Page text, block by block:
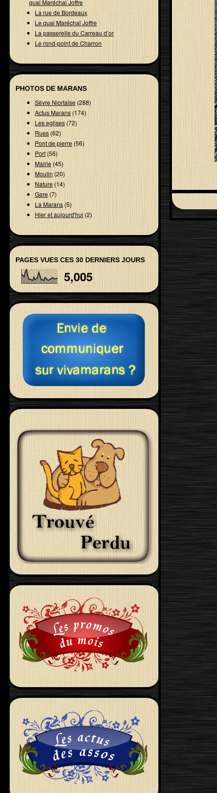
quai Maréchal Joffre
La rue de Bordeaux
Le quai Maréchal Joffre
La passerelle du Carreau d’or
Le rond-point de Charron
PHOTOS DE MARANS
Sèvre Niortaise(288)
Actus Marans (174)
Les eglises(72)
Rues(62)
Pont de pierre(56)
Port(56)
Mairie(45)
Moulin(20)
Nature(14)
Gare (7)
La Marans(5)
Hier et aujourd'hui (2)
PAGES VUES CES 30 DERNIERS JOURS
5,005